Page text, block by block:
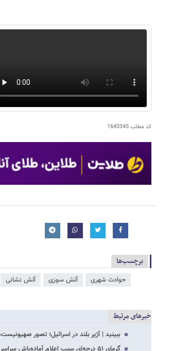
کد مطلب1643345
برچسب‌ها
حوادث شهری آتش سوزی آتش‌ نشانی
خبرهای مرتبط
ببینید | آژیر بلند در اسرائیل؛ تصور